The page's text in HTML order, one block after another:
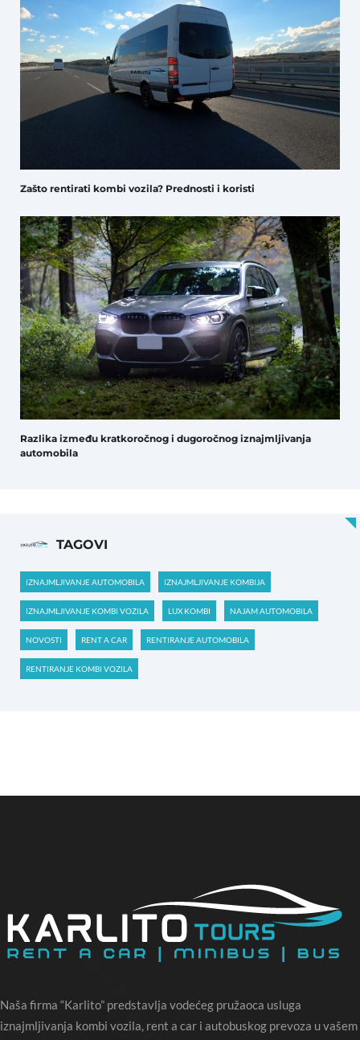
Zašto rentirati kombi vozila? Prednosti i koristi
Razlika između kratkoročnog i dugoročnog iznajmljivanja
automobila
TAGOVI
IZNAJMLJIVANJE AUTOMOBILA IZNAJMLJIVANJE KOMBIJA
IZNAJMLJIVANJE KOMBI VOZILA LUX KOMBI NAJAM AUTOMOBILA
NOVOSTI RENT A CAR RENTIRANJE AUTOMOBILA
RENTIRANJE KOMBI VOZILA
Naša firma “Karlito” predstavlja vodećeg pružaoca usluga
iznajmljivanja kombi vozila, rent a car i autobuskog prevoza u vašem